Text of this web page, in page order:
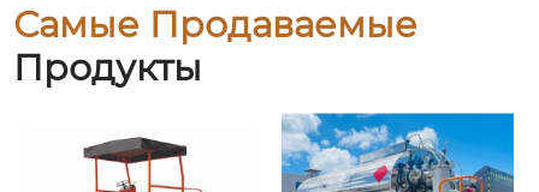
Самые Продаваемые
Продукты